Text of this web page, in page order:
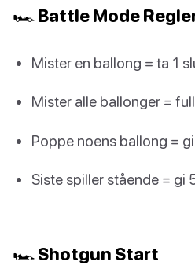
🏎️ Battle Mode
Mister en ballong = ta 1
Mister alle ballonger =
Poppe noens ballong =
Siste spiller stående = gi
🏎️ Shotgun Start